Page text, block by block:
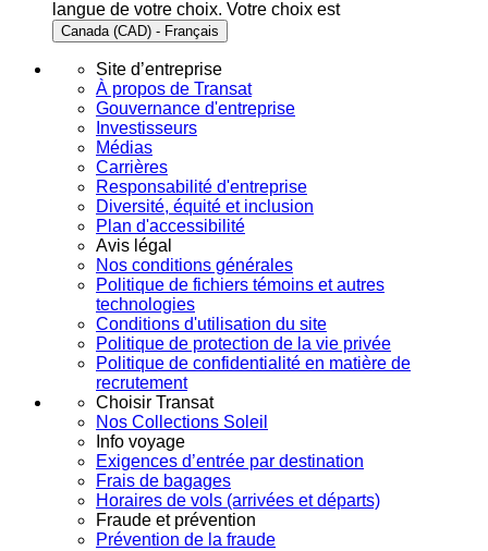
langue de votre choix. Votre choix est
Canada (CAD) - Français
Site d’entreprise
À propos de Transat
Gouvernance d'entreprise
Investisseurs
Médias
Carrières
Responsabilité d'entreprise
Diversité, équité et inclusion
Plan d'accessibilité
Avis légal
Nos conditions générales
Politique de fichiers témoins et autres
technologies
Conditions d'utilisation du site
Politique de protection de la vie privée
Politique de confidentialité en matière de
recrutement
Choisir Transat
Nos Collections Soleil
Info voyage
Exigences d’entrée par destination
Frais de bagages
Horaires de vols (arrivées et départs)
Fraude et prévention
Prévention de la fraude